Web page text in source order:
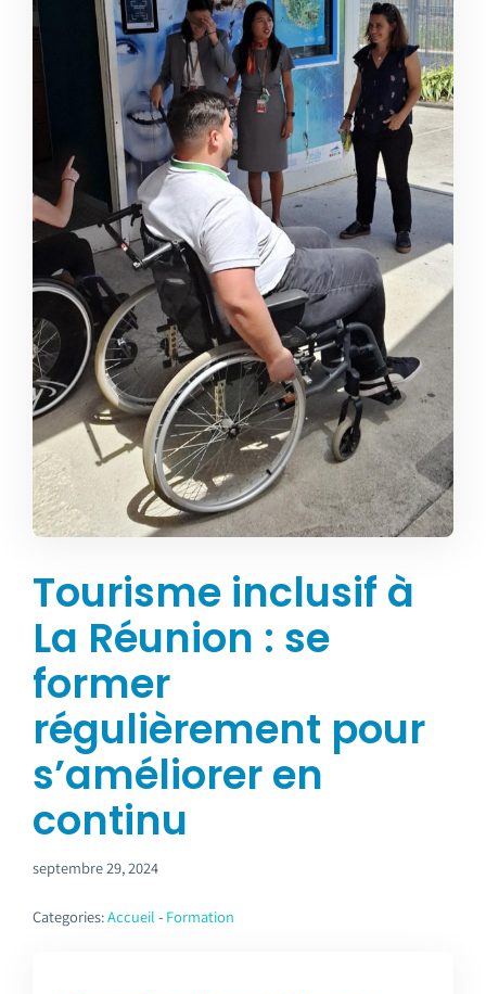
Emploi tourisme
Tourisme inclusif à
La Réunion : se
former
régulièrement pour
s’améliorer en
continu
septembre 29, 2024
Categories:Accueil - Formation